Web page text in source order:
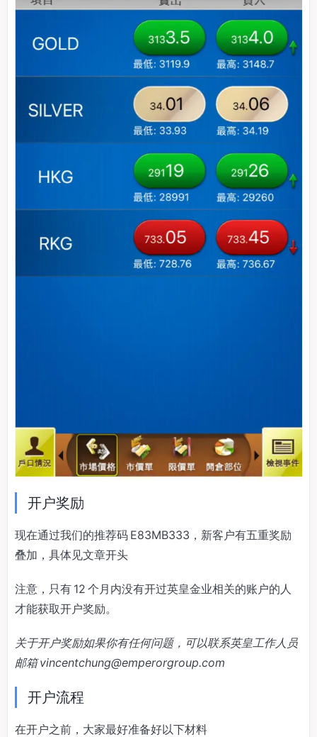
开户奖励
现在通过我们的推荐码 E83MB333，新客户有五重奖励
叠加，具体见文章开头
注意，只有 12 个月内没有开过英皇金业相关的账户的人
才能获取开户奖励。
关于开户奖励如果你有任何问题，可以联系英皇工作人员
邮箱vincentchung@emperorgroup.com
开户流程
在开户之前，大家最好准备好以下材料